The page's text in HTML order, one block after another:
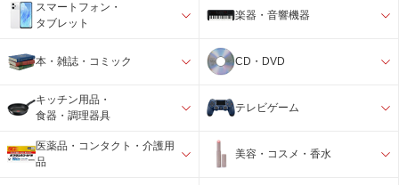
スマートフォン・
タブレット
楽器・音響機器
本・雑誌・コミック CD・DVD
キッチン用品・
食器・調理器具
テレビゲーム
医薬品・コンタクト・介護用
品
美容・コスメ・香水